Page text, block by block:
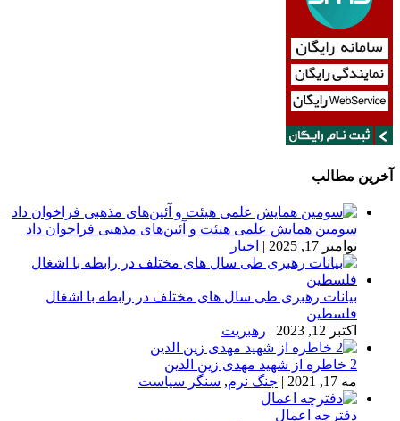
آخرین مطالب
سومین همایش علمی هیئت و آئین‌های مذهبی فراخوان داد
نوامبر 17, 2025
| اخبار
بیانات رهبری طی سال های مختلف در رابطه با اشغال
فلسطین
اکتبر 12, 2023
| رهبریت
2 خاطره از شهید مهدی زین الدین
مه 17, 2021
| جنگ نرم, سنگر سیاست
دفترچه اعمال